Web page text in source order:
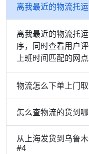
离我最近的物流托
离我最近的物流托
序，同时查看用户
上班时间匹配的网点
物流怎么下单上门
怎么查物流的货到
从上海发货到乌鲁
#4